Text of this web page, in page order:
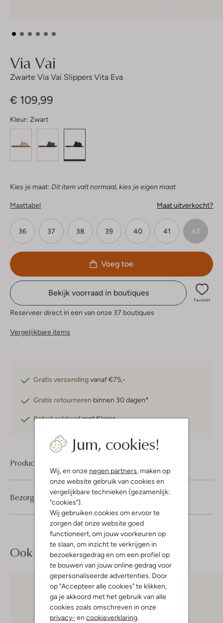
Jum, cookies!
Wij, en onze negen partners, maken op
onze website gebruik van cookies en
vergelijkbare technieken (gezamenlijk:
"cookies").
Wij gebruiken cookies om ervoor te
zorgen dat onze website goed
functioneert, om jouw voorkeuren op
te slaan, om inzicht te verkrijgen in
bezoekersgedrag en om een profiel op
te bouwen van jouw online gedrag voor
gepersonaliseerde advertenties. Door
op "Accepteer alle cookies" te klikken,
ga je akkoord met het gebruik van alle
cookies zoals omschreven in onze
privacy- en cookieverklaring.
Via Vai
Zwarte Via Vai Slippers Vita Eva
€ 109,99
Kleur: Zwart
Kies je maat: Dit item valt normaal, kies je eigen maat
Maattabel Maat uitverkocht?
36 37 38 39 40 41 42
Voeg toe
Bekijk voorraad in boutiques
Favoriet
Reserveer direct in een van onze 37 boutiques
Vergelijkbare items
Gratis verzendingvanaf €75,-
Gratis retourneren binnen 30 dagen*
Betaal achterafmet Klarna
Product informatie
Bezorgen & retourneren
Ook iets voor jou?